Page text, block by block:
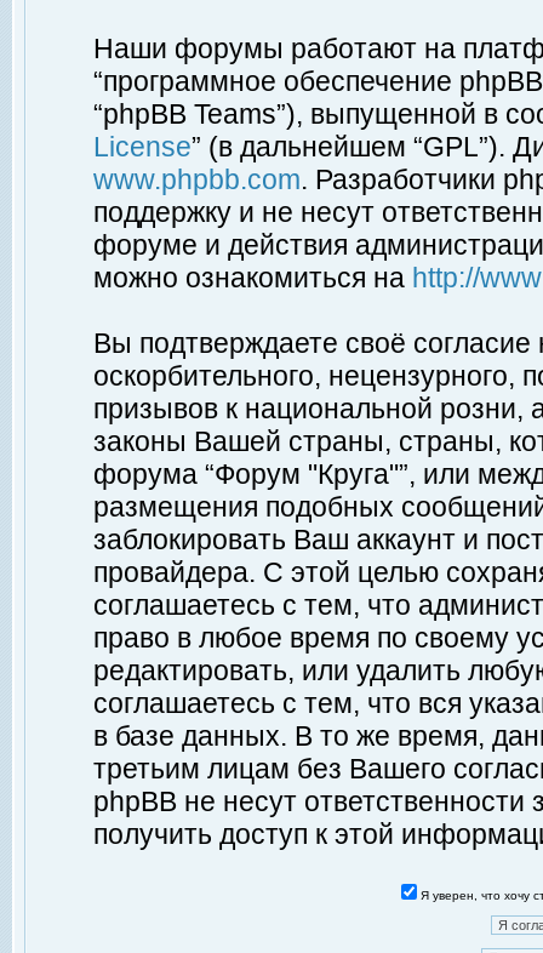
Наши форумы работают на
“программное обеспечение
“phpBB Teams”), выпущенной в
License” (в дальнейшем “GPL”).
www.phpbb.com. Разработчики
поддержку и не несут
форуме и действия
можно ознакомиться на http://
Вы подтверждаете своё
оскорбительного, нецензурного,
призывов к национальной
законы Вашей страны, страны,
форума “Форум "Круга"”, или
размещения подобных
заблокировать Ваш аккаунт и
провайдера. С этой целью
соглашаетесь с тем, что
право в любое время по своему
редактировать, или удалить
соглашаетесь с тем, что вся
в базе данных. В то же время,
третьим лицам без Вашего
phpBB не несут ответственности
получить доступ к этой
Я уверен, что хочу